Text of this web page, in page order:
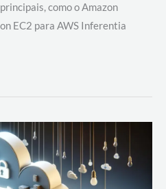
como o Amazon
EC2 para AWS Inferentia